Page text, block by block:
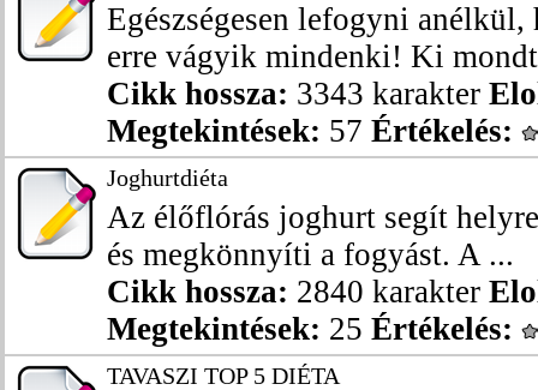
Egészségesen lefogyni
erre vágyik mindenki! Ki
Cikk hossza: 3343 karakter
Megtekintések: 57 Értékelés:
Joghurtdiéta
Az élőflórás joghurt segít
és megkönnyíti a fogyást. A ...
Cikk hossza: 2840 karakter
Megtekintések: 25 Értékelés:
TAVASZI TOP 5 DIÉTA